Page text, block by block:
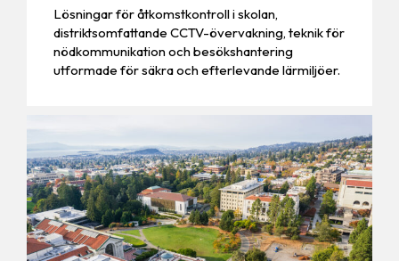
Lösningar för åtkomstkontroll i skolan,
distriktsomfattande CCTV-övervakning, teknik för
nödkommunikation och besökshantering
utformade för säkra och efterlevande lärmiljöer.